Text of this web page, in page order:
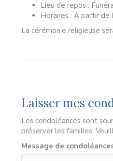
Lieu de repos :
Horaires : A partir de
La cérémonie religieuse
Laisser mes
Les condoléances sont
préserver les familles.
Message de